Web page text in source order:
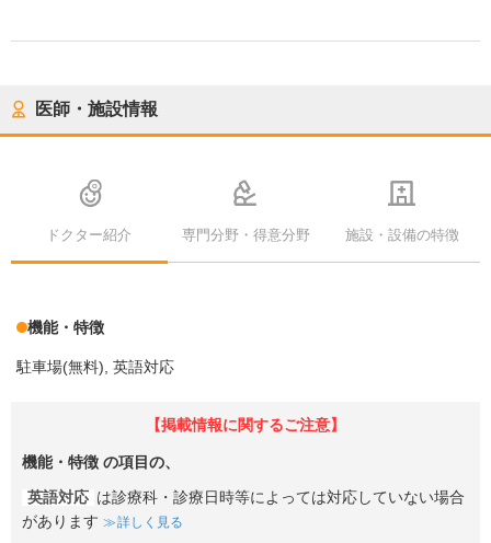
医師・施設情報
ドクター紹介 専門分野・得意分野 施設・設備の特徴
機能・特徴
駐車場(無料) 英語対応
【掲載情報に関するご注意】
機能・特徴 の項目の、
英語対応 は診療科・診療日時等によっては対応していない場合
があります
詳しく見る